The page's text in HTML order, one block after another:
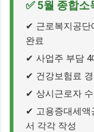
✅ 5월 종합
✔ 근로복지공단
완료
✔ 사업주 부담 4
✔ 건강보험료
✔ 상시근로자
✔ 고용증대세액
서 각각 작성